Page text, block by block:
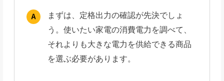
まずは、定格出力の確認が先決でしょ
う。使いたい家電の消費電力を調べて、
それよりも大きな電力を供給できる商品
を選ぶ必要があります。